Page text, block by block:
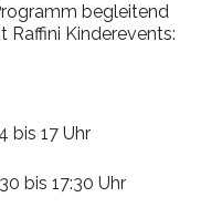
begleitend
Raffini Kinderevents:
bis 17 Uhr
bis 17:30 Uhr